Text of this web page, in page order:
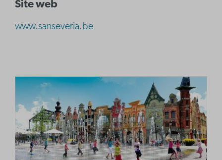
Site web
www.sanseveria.be